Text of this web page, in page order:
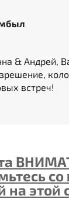
& Андрей,
встреч!
со
этой